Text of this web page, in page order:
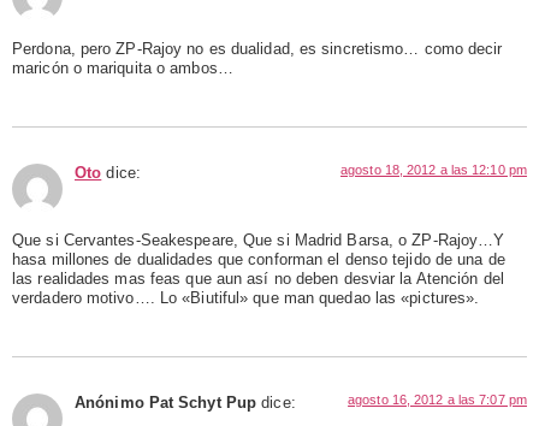
Perdona, pero ZP-Rajoy no es dualidad, es sincretismo… como decir
maricón o mariquita o ambos…
Oto dice: agosto 18, 2012 a las 12:10 pm
Que si Cervantes-Seakespeare, Que si Madrid Barsa, o ZP-Rajoy…Y
hasa millones de dualidades que conforman el denso tejido de una de
las realidades mas feas que aun así no deben desviar la Atención del
verdadero motivo…. Lo «Biutiful» que man quedao las «pictures».
Anónimo Pat Schyt Pup dice: agosto 16, 2012 a las 7:07 pm